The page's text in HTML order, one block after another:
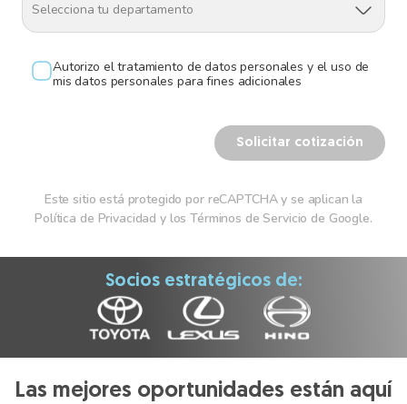
Selecciona tu departamento
Autorizo el tratamiento de datos personales y el uso de
mis datos personales para fines adicionales
Solicitar cotización
Este sitio está protegido por reCAPTCHA y se aplican la
Política de Privacidad y los Términos de Servicio de Google.
Socios estratégicos de:
Las mejores oportunidades están aquí